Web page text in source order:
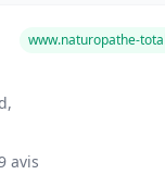
www.naturopathe-
avis